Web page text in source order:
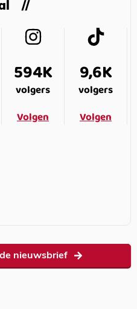
594K
volgers
Volgen
9,6K
volgers
Volgen
nieuwsbrief